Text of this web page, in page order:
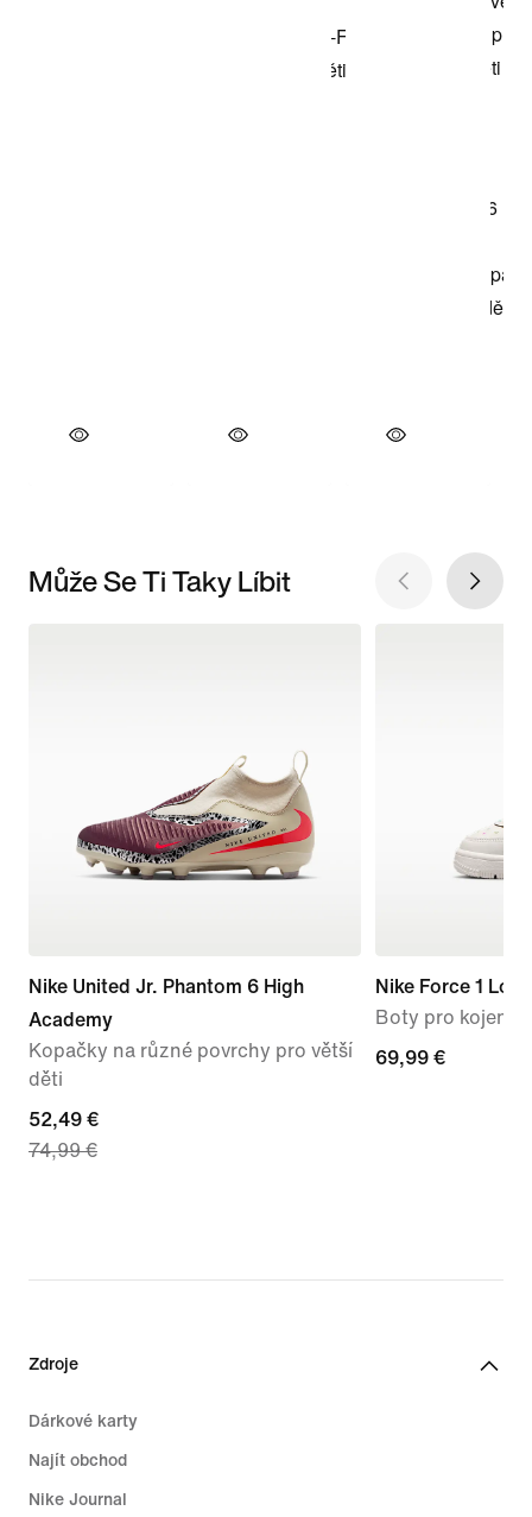
Může Se Ti Taky Líbit
Nike United Jr. Phantom 6 High
Academy
Kopačky na různé povrchy pro větší
děti
current
price
74,99 €
52,49 €
74,99 €
Nike Force 1 Low
Boty pro
69,99 €
69,99 €
Zdroje
Dárkové karty
Najít obchod
Nike Journal